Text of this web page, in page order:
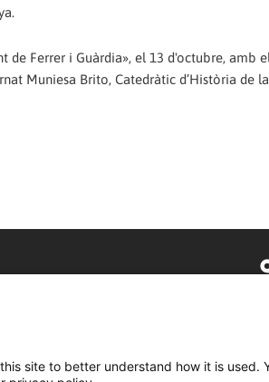
de Ferrer i Guàrdia», el 13 d'octubre, amb
Muniesa Brito, Catedràtic d’Història de
site to better understand how it is